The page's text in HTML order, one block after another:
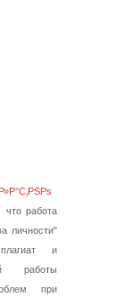
работа
личности"
и
работы
при